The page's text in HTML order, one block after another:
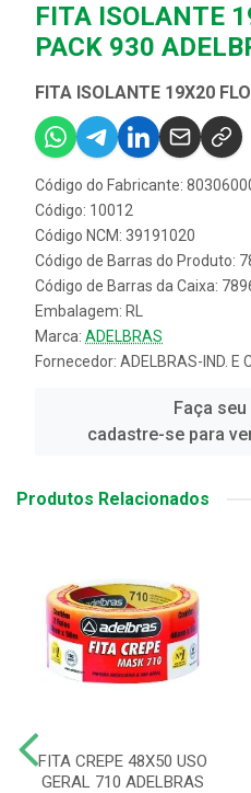
FITA ISOLANTE
PACK 930
FITA ISOLANTE 19X20
Código do Fabricante:
Código: 10012
Código NCM: 39191020
Código de Barras do Produto:
Código de Barras da Caixa:
Embalagem: RL
Marca: ADELBRAS
Fornecedor: ADELBRAS-IND. E
Faça
cadastre-se para
Produtos Relacionados
FITA CREPE 48X50 USO
GERAL 710 ADELBRAS